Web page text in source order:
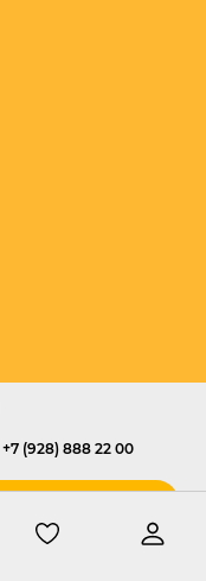
+7 (928) 888 22 00